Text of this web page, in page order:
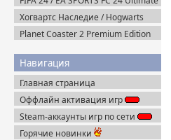
Edition (2023) EA-Rip
Хогвартс Наследие / Hogwarts
Legacy Deluxe Edition (2023)
RePack
Planet Coaster 2 Premium Edition
Навигация
Главная страница
Оффлайн активация игр
Steam-аккаунты игр по сети
Горячие новинки